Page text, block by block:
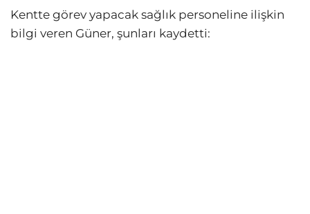
Kentte görev yapacak sağlık personeline ilişkin
bilgi veren Güner, şunları kaydetti: